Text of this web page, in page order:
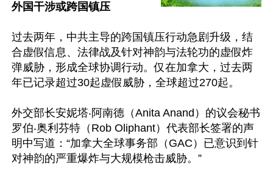
外国干涉或跨国镇压
过去两年，中共主导的跨国镇压行动急剧升级，结
合虚假信息、法律战及针对神韵与法轮功的虚假炸
弹威胁，形成全球协调行动。仅在加拿大，过去两
年已记录超过30起虚假威胁，全球超过270起。
外交部长安妮塔‧阿南德（Anita Anand）的议会秘书
罗伯‧奥利芬特（Rob Oliphant）代表部长签署的声
明中写道：“加拿大全球事务部（GAC）已意识到针
对神韵的严重爆炸与大规模枪击威胁。”